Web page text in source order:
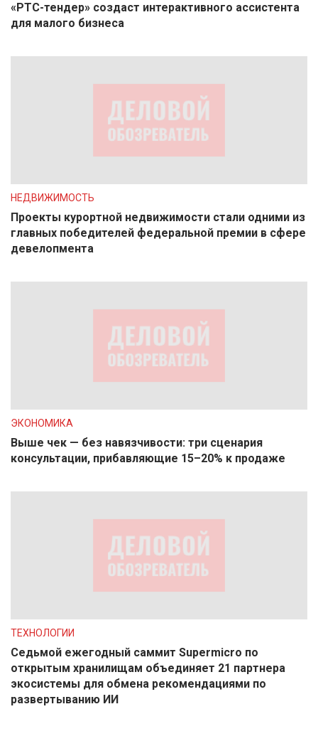
«РТС-тендер» создаст интерактивного ассистента
для малого бизнеса
НЕДВИЖИМОСТЬ
Проекты курортной недвижимости стали одними из
главных победителей федеральной премии в сфере
девелопмента
ЭКОНОМИКА
Выше чек — без навязчивости: три сценария
консультации, прибавляющие 15–20% к продаже
ТЕХНОЛОГИИ
Седьмой ежегодный саммит Supermicro по
открытым хранилищам объединяет 21 партнера
экосистемы для обмена рекомендациями по
развертыванию ИИ